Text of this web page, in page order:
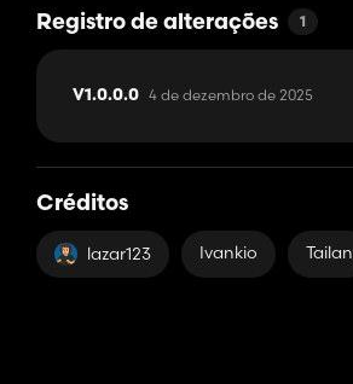
Registro de alterações 1
V1.0.0.0 4 de dezembro de 2025
Créditos
lazar123 Ivankio Tailan